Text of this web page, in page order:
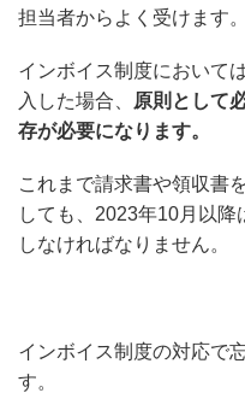
担当者からよく受けます。
インボイス制度において
入した場合、
原則として
存が必要になります。
これまで請求書や領収書
しても、2023年10月以
しなければなりません。
インボイス制度の対応で
す。